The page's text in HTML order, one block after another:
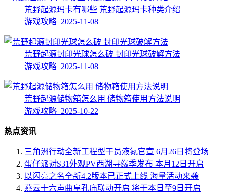
荒野起源玛卡有哪些 荒野起源玛卡种类介绍
游戏攻略 2025-11-08
荒野起源封印光球怎么破 封印光球破解方法
游戏攻略 2025-11-08
荒野起源储物箱怎么用 储物箱使用方法说明
游戏攻略 2025-10-22
热点资讯
三角洲行动全新工程型干员液氮官宣 6月26日将登场
蛋仔派对S31外观PV西湖寻缘季发布 本月12日开启
以闪亮之名全新4.2版本已正式上线 海量活动来袭
燕云十六声曲阜孔庙联动开启 将于本日至9日开启